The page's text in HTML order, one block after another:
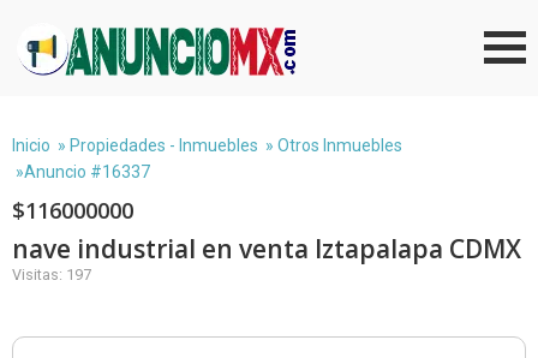
Inicio » Propiedades - Inmuebles » Otros Inmuebles
»Anuncio #16337
$116000000
nave industrial en venta Iztapalapa CDMX
Visitas: 197